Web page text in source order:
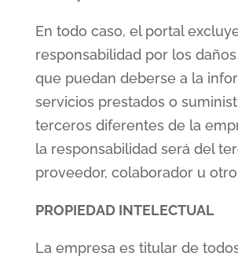
En todo caso, el portal
responsabilidad por los
que puedan deberse a la
servicios prestados o
terceros diferentes de la
la responsabilidad será del
proveedor, colaborador u
PROPIEDAD INTELECTUAL
La empresa es titular de